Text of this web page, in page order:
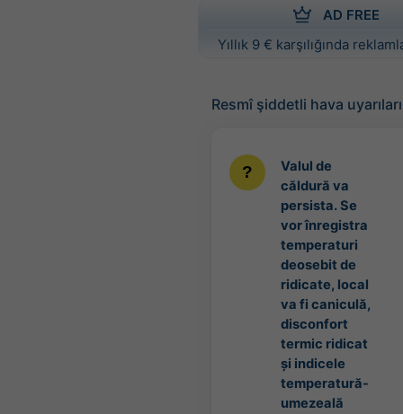
AD FREE
Yıllık 9 € karşılığında
Resmî şiddetli hava uyarıları
Valul de
căldură va
persista. Se
vor înregistra
temperaturi
deosebit de
ridicate, local
va fi caniculă,
disconfort
termic ridicat
și indicele
temperatură-
umezeală